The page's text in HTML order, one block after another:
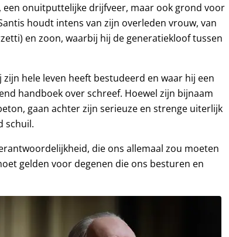
een onuitputtelijke drijfveer, maar ook grond voor
houdt intens van zijn overleden vrouw, van
en zoon, waarbij hij de generatiekloof tussen
hele leven heeft bestudeerd en waar hij een
handboek over schreef. Hoewel zijn bijnaam
gaan achter zijn serieuze en strenge uiterlijk
schuil.
die ons allemaal zou moeten
gelden voor degenen die ons besturen en